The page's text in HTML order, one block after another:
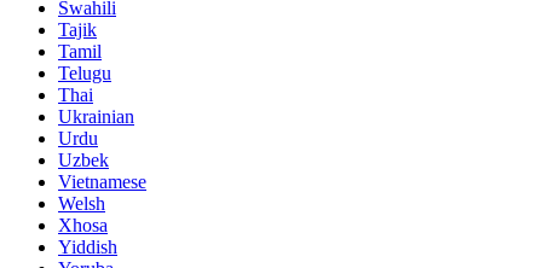
Swahili
Tajik
Tamil
Telugu
Thai
Ukrainian
Urdu
Uzbek
Vietnamese
Welsh
Xhosa
Yiddish